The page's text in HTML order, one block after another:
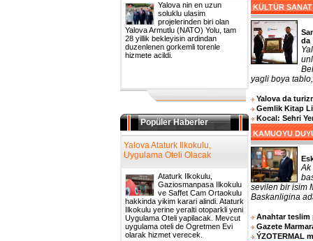
Yalova nin en uzun
soluklu ulasim
projelerinden biri olan
Yalova Armutlu (NATO) Yolu, tam
28 yillik bekleyisin ardindan
duzenlenen gorkemli torenle
hizmete acildi.
Popüler Haberler
Yalova Ataturk Ilkokulu,
Uygulama Oteli Olacak
Ataturk Ilkokulu,
Gaziosmanpasa Ilkokulu
ve Saffet Cam Ortaokulu
hakkinda yikim karari alindi. Ataturk
Ilkokulu yerine yeralti otoparkli yeni
Uygulama Oteli yapilacak. Mevcut
uygulama oteli de Ogretmen Evi
olarak hizmet verecek.
KÜLTÜR SANAT
da
yagli boya
Yalova da
Gemlik Kitap
Kocal: Sehri
KAMUOYU
Ak
sevilen bir isim
Baskanligina
Anahtar teslim
Gazete
ÝZOTERMAL